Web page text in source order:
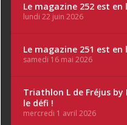
Le magazine 252 est en
lundi 22 juin 2026
Le magazine 251 est en
samedi 16 mai 2026
Triathlon L de Fréjus by
le défi !
mercredi 1 avril 2026